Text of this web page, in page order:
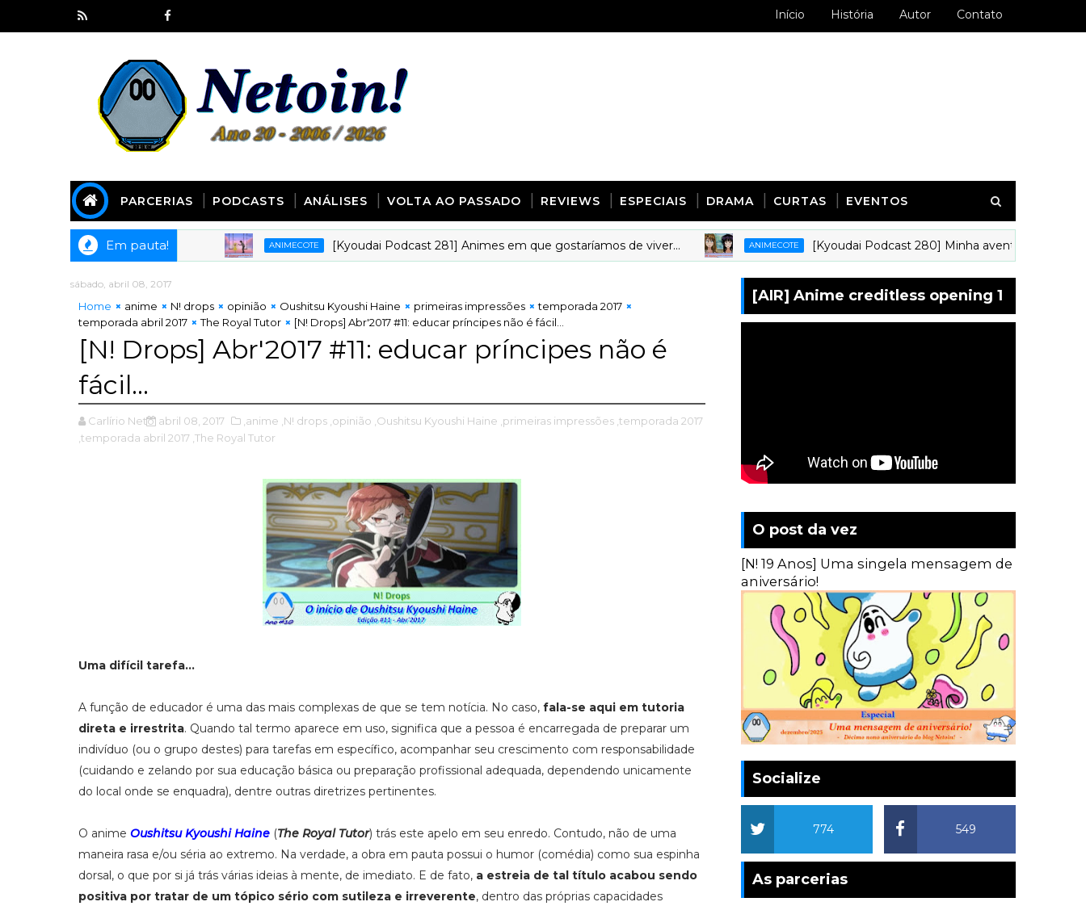
Início História Autor Contato
PARCERIAS PODCASTS ANÁLISES VOLTA AO PASSADO REVIEWS ESPECIAIS DRAMA CURTAS EVENTOS
Em pauta! ANIMECOTE [Kyoudai Podcast 281] Animes em que gostaríamos de viver... ANIMECOTE [Kyoudai Podcast 280] Minha aventura animística na
sábado, abril 08, 2017
Home anime N! drops opinião Oushitsu Kyoushi Haine primeiras impressões
temporada 2017
temporada abril 2017
The Royal Tutor [N! Drops] Abr'2017 #11: educar príncipes não é fácil...
[N! Drops] Abr'2017 #11: educar príncipes não é
fácil...
Carlírio Neto abril 08, 2017 ,anime ,N! drops ,opinião ,Oushitsu Kyoushi Haine ,primeiras impressões ,temporada 2017
,temporada abril 2017 ,The Royal Tutor
Uma difícil tarefa...
A função de educador é uma das mais complexas de que se tem notícia. No caso, fala-se aqui em tutoria
direta e irrestrita. Quando tal termo aparece em uso, significa que a pessoa é encarregada de preparar um
indivíduo (ou o grupo destes) para tarefas em específico, acompanhar seu crescimento com responsabilidade
(cuidando e zelando por sua educação básica ou preparação profissional adequada, dependendo unicamente
do local onde se enquadra), dentre outras diretrizes pertinentes.
O anime Oushitsu Kyoushi Haine (The Royal Tutor) trás este apelo em seu enredo. Contudo, não de uma
maneira rasa e/ou séria ao extremo. Na verdade, a obra em pauta possui o humor (comédia) como sua espinha
dorsal, o que por si já trás várias ideias à mente, de imediato. E de fato, a estreia de tal título acabou sendo
positiva por tratar de um tópico sério com sutileza e irreverente, dentro das próprias capacidades
[AIR] Anime creditless opening 1
O post da vez
[N! 19 Anos] Uma singela mensagem de
aniversário!
Socialize
549
774
As parcerias